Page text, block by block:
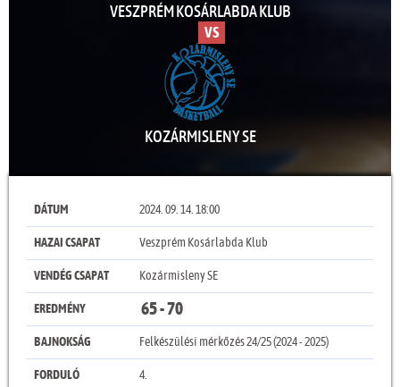
VESZPRÉM KOSÁRLABDA KLUB
KOZÁRMISLENY SE
VS
DÁTUM 2024. 09. 14. 18:00
HAZAI CSAPAT Veszprém Kosárlabda Klub
VENDÉG CSAPAT Kozármisleny SE
EREDMÉNY 65 - 70
BAJNOKSÁG Felkészülési mérkőzés 24/25 (2024 - 2025)
FORDULÓ 4.